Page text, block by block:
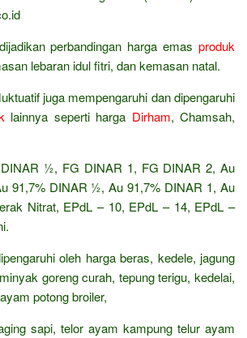
perbandingan harga emas produk
lebaran idul fitri, dan kemasan natal.
juga mempengaruhi dan dipengaruhi
lainnya seperti harga Dirham, Chamsah,
½, FG DINAR 1, FG DINAR 2, Au
91,7% DINAR ½, Au 91,7% DINAR 1, Au
Nitrat, EPdL – 10, EPdL – 14, EPdL –
oleh harga beras, kedele, jagung
goreng curah, tepung terigu, kedelai,
potong broiler,
sapi, telor ayam kampung telur ayam